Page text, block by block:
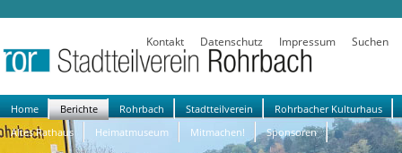
Kontakt Datenschutz Impressum Suchen
Navigation
überspringen
Home Berichte Rohrbach Stadtteilverein
Rohrbacher Kulturhaus
Altes Rathaus
Heimatmuseum Mitmachen! Sponsoren